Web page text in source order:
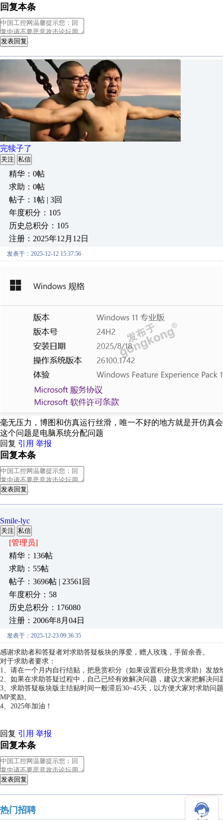
回复本条
发表回复
完犊子了
关注 私信
精华：0帖
求助：0帖
帖子：1帖 | 3回
年度积分：105
历史总积分：105
注册：2025年12月12日
发表于：2025-12-12 15:37:56
毫无压力，博图和仿真运行丝滑，唯一不好的地方就是开仿真
这个问题是电脑系统分配问题
回复 引用 举报
回复本条
发表回复
Smile-lyc
关注 私信
[管理员]
精华：136帖
求助：55帖
帖子：3696帖 | 23561回
年度积分：58
历史总积分：176080
注册：2006年8月04日
发表于：2025-12-23 09:36:35
感谢求助者和答疑者对求助答疑板块的厚爱，赠人玫瑰，手留余香。
对于求助者要求：
1、请在一个月内自行结贴，把悬赏积分（如果设置积分悬赏求助）发放
2、如果在求助答疑过程中，自己已经有效解决问题，建议大家把解决
3、求助答疑板块版主结贴时间一般滞后30~45天，以方便大家对求助
MP奖励。
4、2025年加油！
回复 引用 举报
回复本条
发表回复
热门招聘